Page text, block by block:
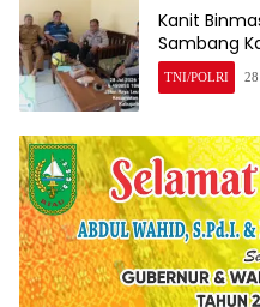
Kanit
Sambang
TNI/POLRI